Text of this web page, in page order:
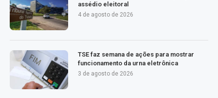
assédio eleitoral
4 de agosto de 2026
TSE faz semana de ações para mostrar
funcionamento da urna eletrônica
3 de agosto de 2026